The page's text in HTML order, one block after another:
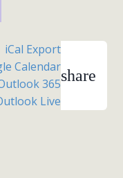
iCal Export
Calendar
365
Live
share